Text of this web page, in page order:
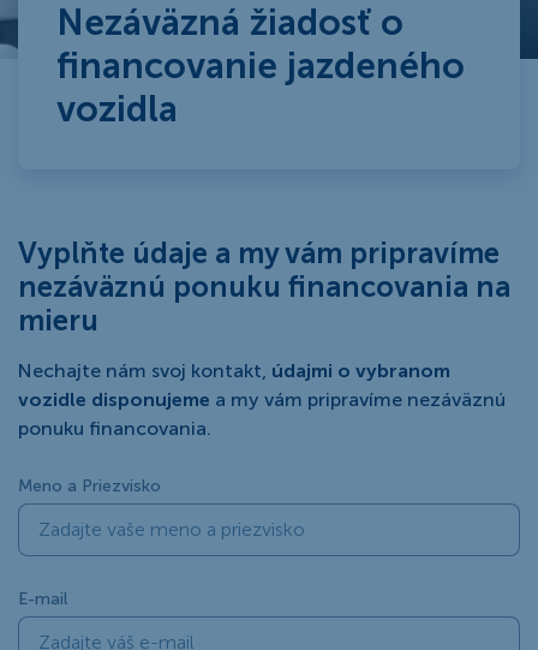
Nezáväzná žiadosť o
financovanie jazdeného
vozidla
Vyplňte údaje a my vám pripravíme
nezáväznú ponuku financovania na
mieru
Nechajte nám svoj kontakt, údajmi o vybranom
vozidle disponujeme a my vám pripravíme nezáväznú
ponuku financovania.
Meno a Priezvisko
E-mail